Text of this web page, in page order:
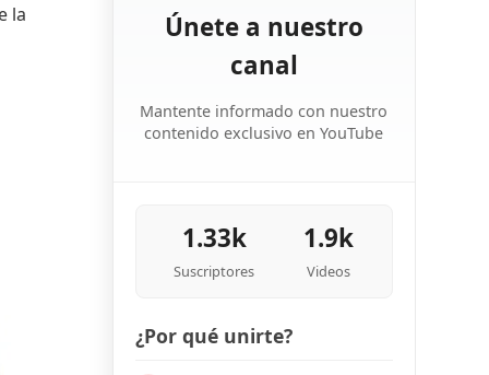
la
Únete a nuestro
canal
Mantente informado con nuestro
contenido exclusivo en YouTube
1.33k
Suscriptores
1.9k
Videos
¿Por qué unirte?